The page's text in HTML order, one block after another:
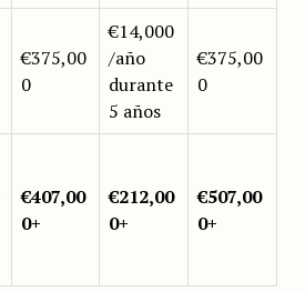
€375,00
0
€14,000
/año
durante
5 años
€375,00
0
€407,00
0+
€212,00
0+
€507,00
0+